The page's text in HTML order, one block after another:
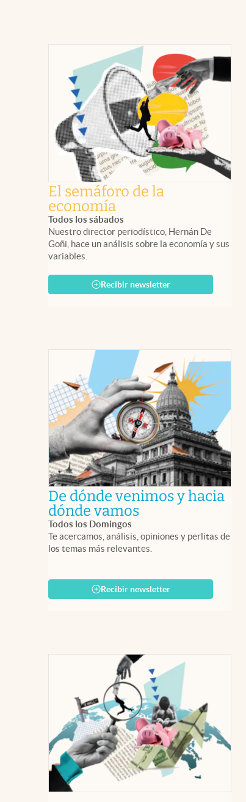
El semáforo de la
economía
Todos los sábados
Nuestro director periodístico, Hernán De
Goñi, hace un análisis sobre la economía y sus
variables.
Recibir newsletter
De dónde venimos y hacia
dónde vamosabre en nueva
Todos los Domingos
Te acercamos, análisis, opiniones y perlitas de
los temas más relevantes.
Recibir newsletter